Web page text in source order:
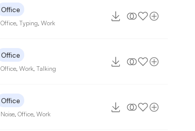
Office
Office ,Typing ,Work
Office
Office ,Work ,Talking
Office
Noise ,Office ,Work